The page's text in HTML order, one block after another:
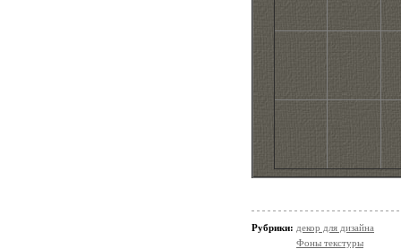
Рубрики: декор для дизайна
Фоны текстуры